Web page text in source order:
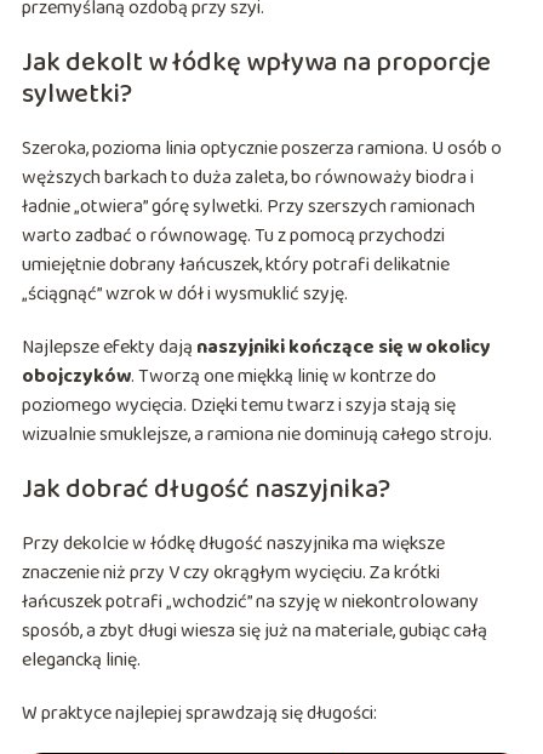
przemyślaną ozdobą przy szyi.
Jak dekolt w łódkę wpływa na proporcje
sylwetki?
Szeroka, pozioma linia optycznie poszerza ramiona. U osób o
węższych barkach to duża zaleta, bo równoważy biodra i
ładnie „otwiera” górę sylwetki. Przy szerszych ramionach
warto zadbać o równowagę. Tu z pomocą przychodzi
umiejętnie dobrany łańcuszek, który potrafi delikatnie
„ściągnąć” wzrok w dół i wysmuklić szyję.
Najlepsze efekty dają naszyjniki kończące się w okolicy
obojczyków. Tworzą one miękką linię w kontrze do
poziomego wycięcia. Dzięki temu twarz i szyja stają się
wizualnie smuklejsze, a ramiona nie dominują całego stroju.
Jak dobrać długość naszyjnika?
Przy dekolcie w łódkę długość naszyjnika ma większe
znaczenie niż przy V czy okrągłym wycięciu. Za krótki
łańcuszek potrafi „wchodzić” na szyję w niekontrolowany
sposób, a zbyt długi wiesza się już na materiale, gubiąc całą
elegancką linię.
W praktyce najlepiej sprawdzają się długości: